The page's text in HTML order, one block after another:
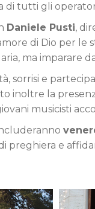
tutti gli
Daniele Pusti,
di Dio per
ma imparare
sorrisi e
inoltre la
musicisti
preghiera e